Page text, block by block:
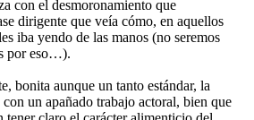
con el desmoronamiento que
dirigente que veía cómo, en aquellos
iba yendo de las manos (no seremos
por eso…).
bonita aunque un tanto estándar, la
un apañado trabajo actoral, bien que